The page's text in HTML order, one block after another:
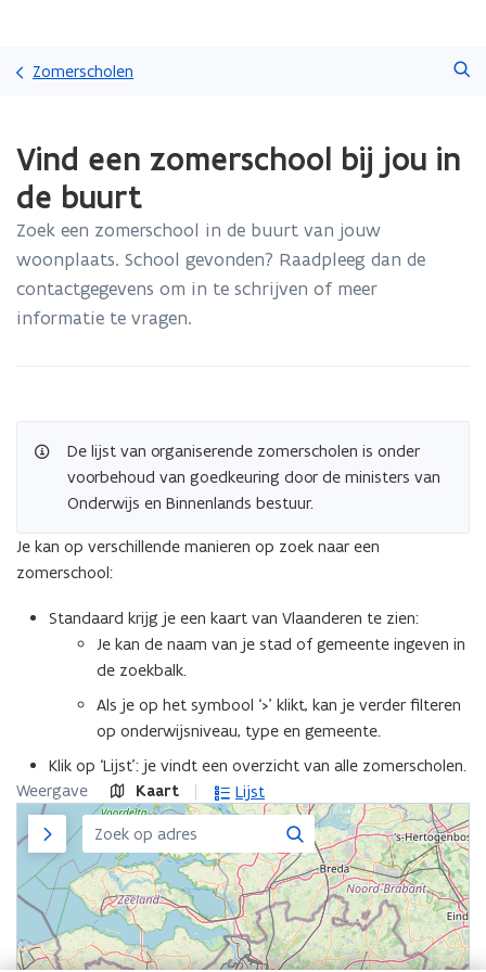
gaan
Zomerscholen
met
laden.
bevindt
zich
op:
Vind
een
buurt
Vind een zomerschool bij jou in
de buurt
Zoek een zomerschool in de buurt van jouw
woonplaats. School gevonden? Raadpleeg dan de
contactgegevens om in te schrijven of meer
informatie te vragen.
De lijst van organiserende zomerscholen is onder
voorbehoud van goedkeuring door de ministers van
Onderwijs en Binnenlands bestuur.
Je kan op verschillende manieren op zoek naar een
zomerschool:
Standaard krijg je een kaart van Vlaanderen te zien:
Je kan de naam van je stad of gemeente ingeven in
de zoekbalk.
Als je op het symbool ‘>’ klikt, kan je verder filteren
op onderwijsniveau, type en gemeente.
Klik op ‘Lijst’: je vindt een overzicht van alle zomerscholen.
Weergave
Kaart Lijst
Zijpaneel Zoeken